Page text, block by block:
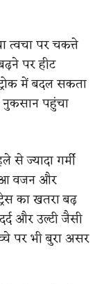
त्वचा पर चकत्ते
पर हीट
में बदल सकता
नुकसान पहुंचा
से ज्यादा गर्मी
वजन और
का खतरा बढ़
और उल्टी जैसी
पर भी बुरा असर